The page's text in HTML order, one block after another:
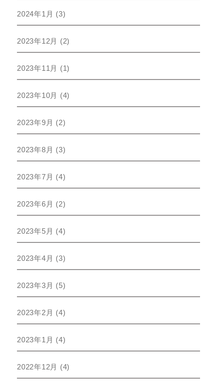
2024年1月 (3)
2023年12月 (2)
2023年11月 (1)
2023年10月 (4)
2023年9月 (2)
2023年8月 (3)
2023年7月 (4)
2023年6月 (2)
2023年5月 (4)
2023年4月 (3)
2023年3月 (5)
2023年2月 (4)
2023年1月 (4)
2022年12月 (4)